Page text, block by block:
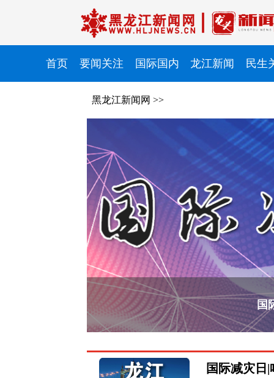
首页 要闻关注 国际国内 龙江新闻 民生
黑龙江新闻网 >>
国
国际减灾日